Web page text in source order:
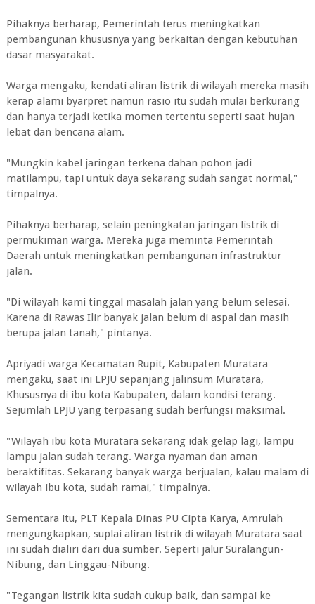
Pihaknya berharap, Pemerintah terus meningkatkan
pembangunan khususnya yang berkaitan dengan kebutuhan
dasar masyarakat.
Warga mengaku, kendati aliran listrik di wilayah mereka masih
kerap alami byarpret namun rasio itu sudah mulai berkurang
dan hanya terjadi ketika momen tertentu seperti saat hujan
lebat dan bencana alam.
"Mungkin kabel jaringan terkena dahan pohon jadi
matilampu, tapi untuk daya sekarang sudah sangat normal,"
timpalnya.
Pihaknya berharap, selain peningkatan jaringan listrik di
permukiman warga. Mereka juga meminta Pemerintah
Daerah untuk meningkatkan pembangunan infrastruktur
jalan.
"Di wilayah kami tinggal masalah jalan yang belum selesai.
Karena di Rawas Ilir banyak jalan belum di aspal dan masih
berupa jalan tanah," pintanya.
Apriyadi warga Kecamatan Rupit, Kabupaten Muratara
mengaku, saat ini LPJU sepanjang jalinsum Muratara,
Khususnya di ibu kota Kabupaten, dalam kondisi terang.
Sejumlah LPJU yang terpasang sudah berfungsi maksimal.
"Wilayah ibu kota Muratara sekarang idak gelap lagi, lampu
lampu jalan sudah terang. Warga nyaman dan aman
beraktifitas. Sekarang banyak warga berjualan, kalau malam di
wilayah ibu kota, sudah ramai," timpalnya.
Sementara itu, PLT Kepala Dinas PU Cipta Karya, Amrulah
mengungkapkan, suplai aliran listrik di wilayah Muratara saat
ini sudah dialiri dari dua sumber. Seperti jalur Suralangun-
Nibung, dan Linggau-Nibung.
"Tegangan listrik kita sudah cukup baik, dan sampai ke